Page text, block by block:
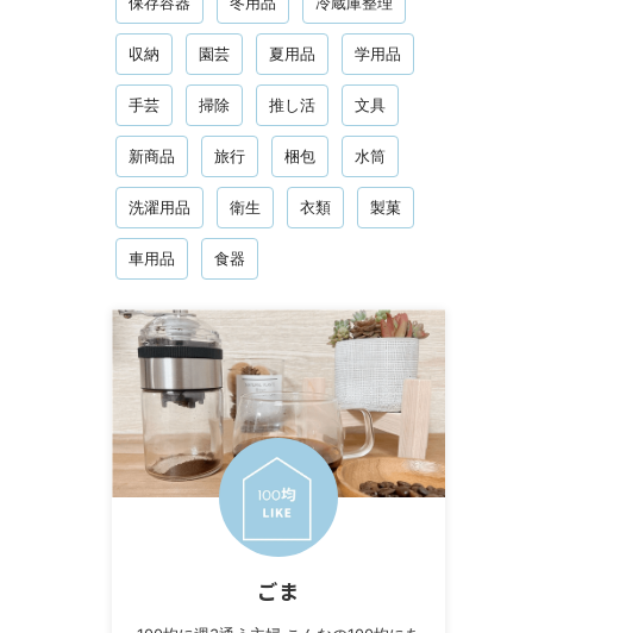
収納 園芸 夏用品 学用品
手芸 掃除 推し活 文具
新商品 旅行 梱包 水筒
洗濯用品 衛生 衣類 製菓
車用品 食器
ごま